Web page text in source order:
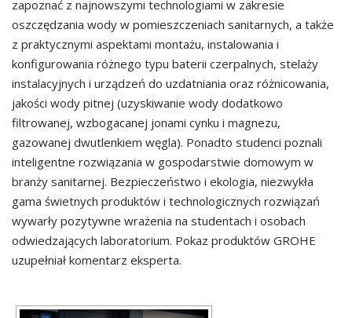
zapoznać z najnowszymi technologiami w zakresie
oszczędzania wody w pomieszczeniach sanitarnych, a także
z praktycznymi aspektami montażu, instalowania i
konfigurowania różnego typu baterii czerpalnych, stelaży
instalacyjnych i urządzeń do uzdatniania oraz różnicowania,
jakości wody pitnej (uzyskiwanie wody dodatkowo
filtrowanej, wzbogacanej jonami cynku i magnezu,
gazowanej dwutlenkiem węgla). Ponadto studenci poznali
inteligentne rozwiązania w gospodarstwie domowym w
branży sanitarnej. Bezpieczeństwo i ekologia, niezwykła
gama świetnych produktów i technologicznych rozwiązań
wywarły pozytywne wrażenia na studentach i osobach
odwiedzających laboratorium. Pokaz produktów GROHE
uzupełniał komentarz eksperta.